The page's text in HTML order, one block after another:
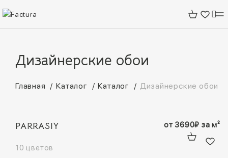
Дизайнерские обои
Главная Каталог Каталог Дизайнерские обои
PARRASIY
10 цветов
от 3690₽ за м²